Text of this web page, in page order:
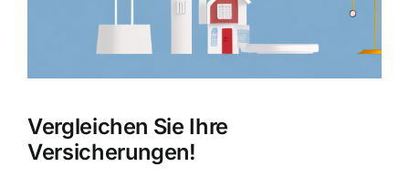
Vergleichen Sie Ihre
Versicherungen!